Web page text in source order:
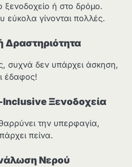
ή στο δρόμο.
εύκολα γίνονται πολλές.
Δραστηριότητα
συχνά δεν υπάρχει άσκηση,
έδαφος!
Ξενοδοχεία
την υπερφαγία,
πείνα.
Νερού